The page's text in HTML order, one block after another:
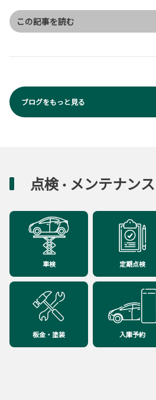
この記事を読む
ブログをもっと見る
点検・ メンテナン
車検 定期点検
板金・塗装 入庫予約